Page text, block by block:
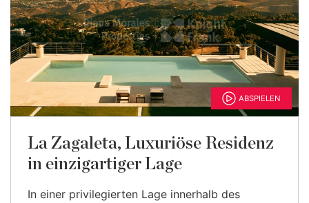
ABSPIELEN
La Zagaleta, Luxuriöse Residenz
in einzigartiger Lage
In einer privilegierten Lage innerhalb des